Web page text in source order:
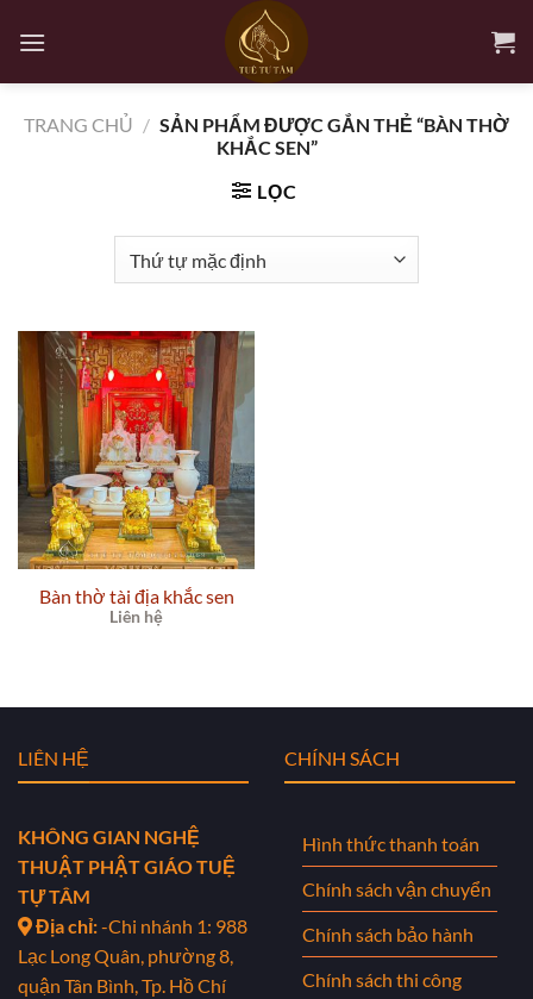
qua
TRANG CHỦ / SẢN PHẨM ĐƯỢC GẮN THẺ “BÀN THỜ
KHẮC SEN”
LỌC
Bàn thờ tài địa khắc sen
Liên hệ
LIÊN HỆ
KHÔNG GIAN NGHỆ
THUẬT PHẬT GIÁO TUỆ
TỰ TÂM
Địa chỉ:-Chi nhánh 1: 988
Lạc Long Quân, phường 8,
quận Tân Bình, Tp. Hồ Chí
CHÍNH SÁCH
Hình thức thanh toán
Chính sách vận chuyển
Chính sách bảo hành
Chính sách thi công